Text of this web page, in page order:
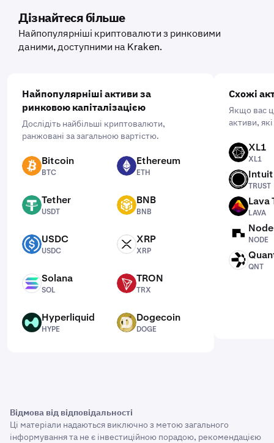
придбати. Потім введіть суму, яку ви хочете придбати, і
виберіть частоту, натиснувши «Одноразово» та
вибравши зручний для вас графік: щодня, щотижня або
щомісяця.
Дізнайтеся більше
Найпопулярніші криптовалюти з ринковими
даними, доступними на Kraken.
Найпопулярніші активи за
ринковою капіталізацією
Дослідіть найбільші криптовалюти,
ранжовані за загальною вартістю.
BTC Bitcoin
BTC
ETH Ethereum
ETH
USDT Tether
USDT
BNB BNB
BNB
USDC USDC
USDC
XRP XRP
XRP
SOL Solana
SOL
TRX TRON
TRX
HYPE Hyperliquid
HYPE
DOGE Dogecoin
DOGE
Схожі
Якщо вас
активи,
XL1 XL1
XL1
TRUST
TRUST
LAVA Lava
LAVA
NODE
NODE
QNT
QNT
Відмова від відповідальності
Ці матеріали надаються виключно з метою загального
інформування та не є інвестиційною порадою, рекомендацією